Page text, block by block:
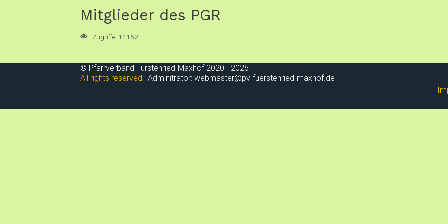
Mitglieder des PGR
Zugriffe: 14152
© Pfarrverband Fürstenried-Maxhof 2020 - 2026
All rights reserved | Adminitrator: webmaster@pv-fuerstenried-maxhof.de